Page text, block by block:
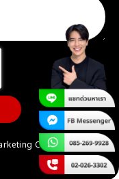
Co.,Ltd.